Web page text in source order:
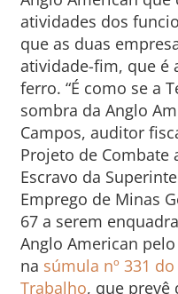
atividades dos
que as duas
atividade-fim, que é
ferro. “É como se a
sombra da Anglo
Campos, auditor
Projeto de Combate
Escravo da
Emprego de Minas
67 a serem
Anglo American
na súmula nº 331
Trabalho, que prevê